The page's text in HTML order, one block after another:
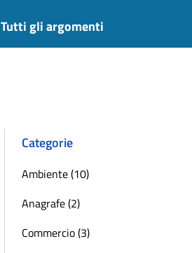
Tutti gli argomenti
Categorie
Ambiente (10)
Anagrafe (2)
Commercio (3)